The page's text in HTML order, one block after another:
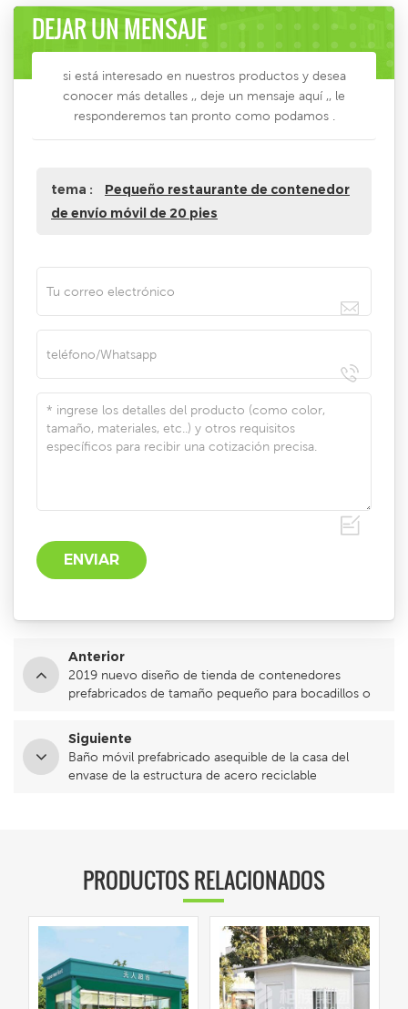
DEJAR UN MENSAJE
si está interesado en nuestros productos y desea
conocer más detalles ,, deje un mensaje aquí ,, le
responderemos tan pronto como podamos .
tema :
Pequeño restaurante de contenedor
de envío móvil de 20 pies
Anterior
2019 nuevo diseño de tienda de contenedores
prefabricados de tamaño pequeño para bocadillos o
Siguiente
Baño móvil prefabricado asequible de la casa del
envase de la estructura de acero reciclable
PRODUCTOS RELACIONADOS